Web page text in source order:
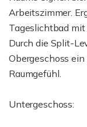
Arbeitszimmer.
Tageslichtbad
Durch die Split-
Obergeschoss
Raumgefühl.
Untergeschoss: